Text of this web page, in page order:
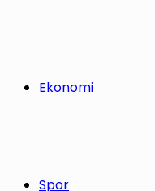
Ekonomi
Spor